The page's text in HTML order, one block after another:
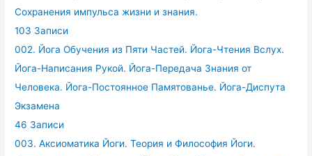
Сохранения импульса жизни и знания.
103 Записи
002. Йога Обучения из Пяти Частей. Йога-Чтения Вслух.
Йога-Написания Рукой. Йога-Передача Знания от
Человека. Йога-Постоянное Памятованье. Йога-Диспута
Экзамена
46 Записи
003. Аксиоматика Йоги. Теория и Философия Йоги.